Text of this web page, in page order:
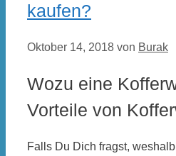
kaufen?
Oktober 14, 2018 von Burak
Wozu eine
Vorteile von
Falls Du Dich fragst,